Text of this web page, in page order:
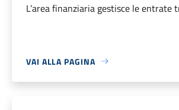
L’area finanziaria gestisce le entrate
VAI ALLA PAGINA